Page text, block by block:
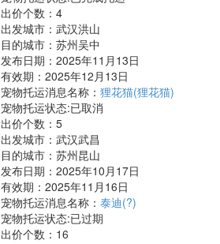
出价个数： 4
出发城市：武汉洪山
目的城市：苏州吴中
发布日期：2025年11月13日
有效期：2025年12月13日
宠物托运消息名称： 狸花猫(狸花猫)
宠物托运状态:已取消
出价个数： 5
出发城市：武汉武昌
目的城市：苏州昆山
发布日期：2025年10月17日
有效期：2025年11月16日
宠物托运消息名称： 泰迪(?)
宠物托运状态:已过期
出价个数： 16